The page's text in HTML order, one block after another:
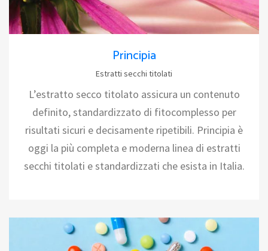
Principia
Estratti secchi titolati
L’estratto secco titolato assicura un contenuto
definito, standardizzato di fitocomplesso per
risultati sicuri e decisamente ripetibili. Principia è
oggi la più completa e moderna linea di estratti
secchi titolati e standardizzati che esista in Italia.